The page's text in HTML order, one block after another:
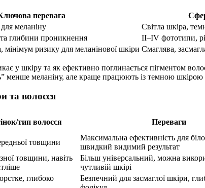
перевага
меланіну
Світла шкіра,
та глибини проникнення
II–IV фототипи,
ризику для меланінової шкіри Смаглява,
у шкіру та як ефективно поглинається пігментом
менше меланіну, але краще працюють із темною шкірою
та волосся
тип волосся Переваги
товщини
Максимальна ефективність для
швидкий видимий результат
товщини, навіть
Більш універсальний, можна
чутливій шкірі
глибоко
Безпечний для засмаглої шкіри,